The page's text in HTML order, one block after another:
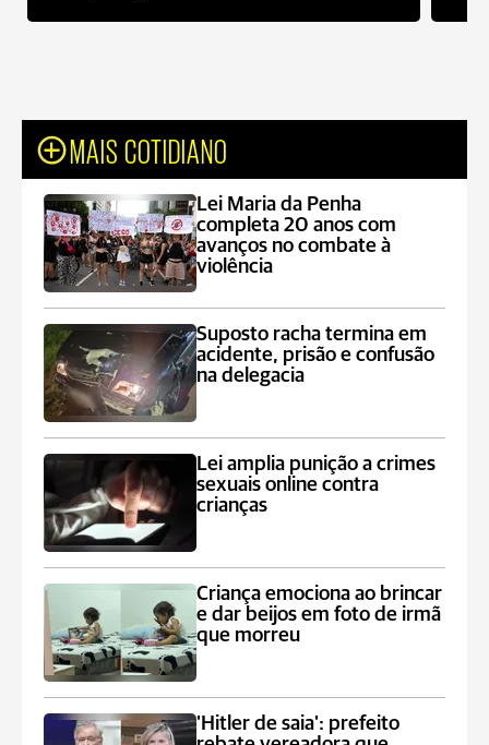
MAIS COTIDIANO
Lei Maria da Penha
completa 20 anos com
avanços no combate à
violência
Suposto racha termina em
acidente, prisão e confusão
na delegacia
Lei amplia punição a crimes
sexuais online contra
crianças
Criança emociona ao brincar
e dar beijos em foto de irmã
que morreu
'Hitler de saia': prefeito